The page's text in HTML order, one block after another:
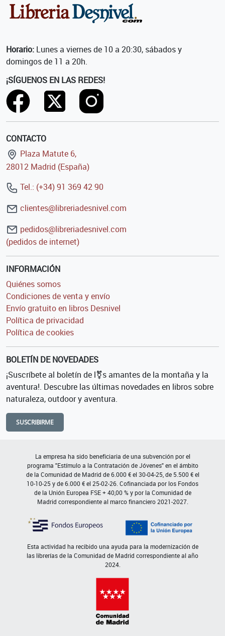
Horario: Lunes a viernes de 10 a 20:30, sábados y
domingos de 11 a 20h.
¡SÍGUENOS EN LAS REDES!
CONTACTO
Plaza Matute 6,
28012 Madrid (España)
Tel.: (+34) 91 369 42 90
clientes@libreriadesnivel.com
pedidos@libreriadesnivel.com
(pedidos de internet)
INFORMACIÓN
Quiénes somos
Condiciones de venta y envío
Envío gratuito en libros Desnivel
Política de privacidad
Política de cookies
BOLETÍN DE NOVEDADES
¡Suscríbete al boletín de l⚧s amantes de la montaña y la
aventura!. Descubre las últimas novedades en libros sobre
naturaleza, outdoor y aventura.
SUSCRIBIRME
La empresa ha sido beneficiaria de una subvención por el
programa "Estímulo a la Contratación de Jóvenes" en el ámbito
de la Comunidad de Madrid de 6.000 € el 30-04-25, de 5.500 € el
10-10-25 y de 6.000 € el 25-02-26. Cofinanciada por los Fondos
de la Unión Europea FSE + 40,00 % y por la Comunidad de
Madrid correspondiente al marco financiero 2021-2027.
Esta actividad ha recibido una ayuda para la modernización de
las librerías de la Comunidad de Madrid correspondiente al año
2024.